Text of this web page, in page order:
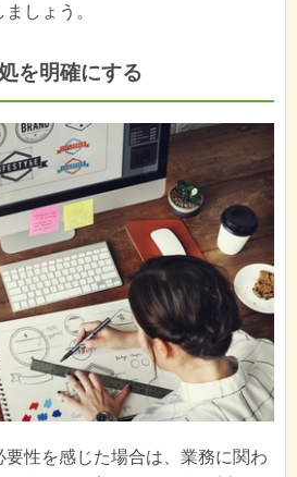
しょう。
を明確にする
性を感じた場合は、業務に関わ